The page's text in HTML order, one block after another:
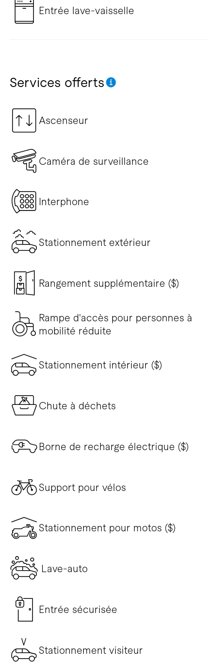
Entrée lave-vaisselle
Services offerts
Ascenseur
Caméra de surveillance
Interphone
Stationnement extérieur
Rangement supplémentaire ($)
Rampe d'accès pour personnes à
mobilité réduite
Stationnement intérieur ($)
Chute à déchets
Borne de recharge électrique ($)
Support pour vélos
Stationnement pour motos ($)
Lave-auto
Entrée sécurisée
Stationnement visiteur